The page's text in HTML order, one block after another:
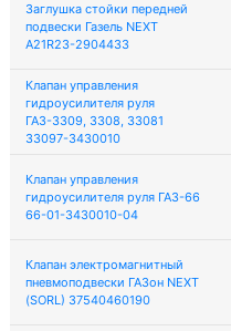
Заглушка стойки передней
подвески Газель NEXT
A21R23-2904433
Клапан управления
гидроусилителя руля
ГАЗ-3309, 3308, 33081
33097-3430010
Клапан управления
гидроусилителя руля ГАЗ-66
66-01-3430010-04
Клапан электромагнитный
пневмоподвески ГАЗон NEXT
(SORL) 37540460190